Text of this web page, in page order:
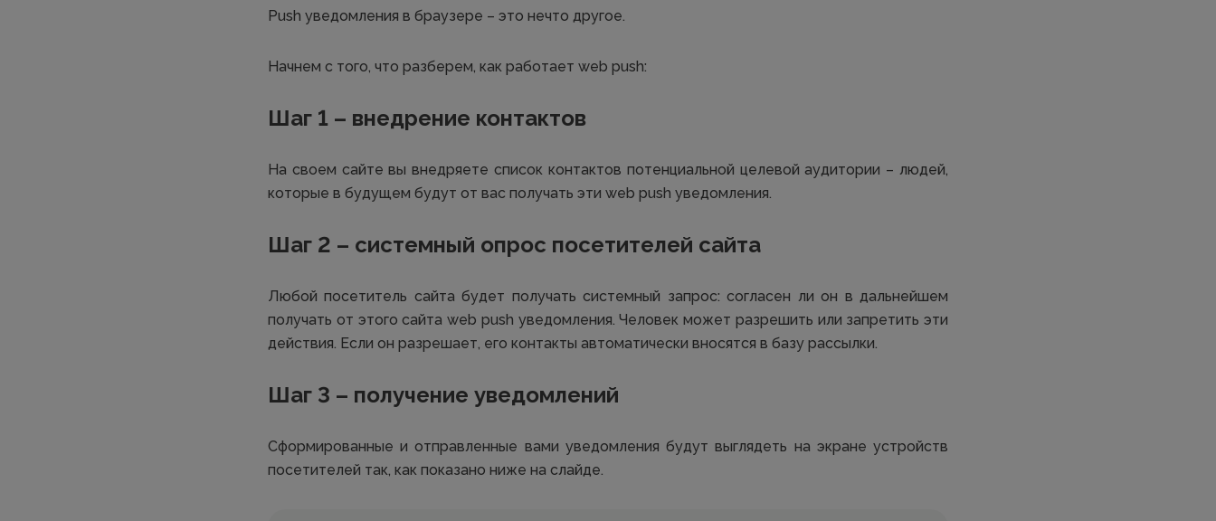
Push уведомления в браузере – это нечто другое.
Начнем с того, что разберем, как работает web push:
Шаг 1 – внедрение контактов
На своем сайте вы внедряете список контактов потенциальной целевой аудитории – людей,
которые в будущем будут от вас получать эти web push уведомления.
Шаг 2 – системный опрос посетителей сайта
Любой посетитель сайта будет получать системный запрос: согласен ли он в дальнейшем
получать от этого сайта web push уведомления. Человек может разрешить или запретить эти
действия. Если он разрешает, его контакты автоматически вносятся в базу рассылки.
Шаг 3 – получение уведомлений
Сформированные и отправленные вами уведомления будут выглядеть на экране устройств
посетителей так, как показано ниже на слайде.